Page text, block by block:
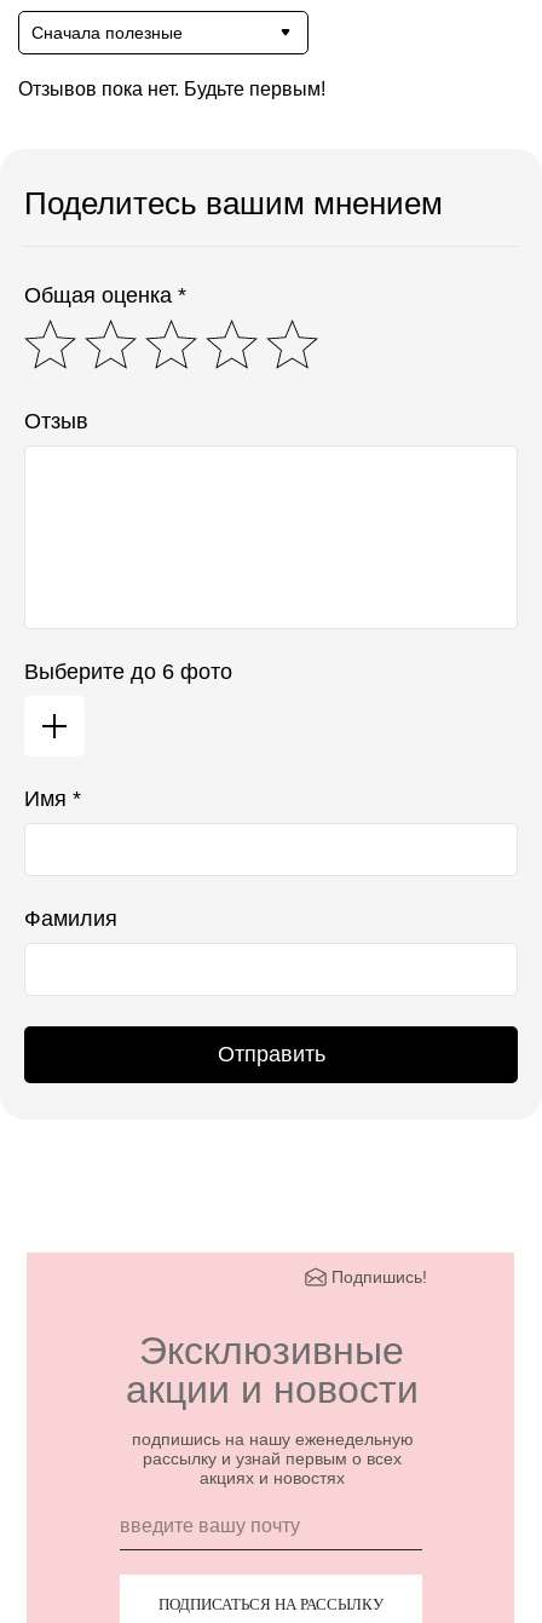
Сначала полезные
Отзывов пока нет. Будьте первым!
Поделитесь вашим мнением
Общая оценка *
Отзыв
Выберите до 6 фото
Имя *
Фамилия
Отправить
Эксклюзивные
акции и новости
ПОДПИСАТЬСЯ НА РАССЫЛКУ
подпишись на нашу еженедельную
рассылку и узнай первым о всех
акциях и новостях
Подпишись!